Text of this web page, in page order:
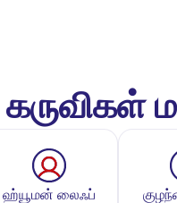
கருவிகள்
ஹ்யூமன் லைஃப்